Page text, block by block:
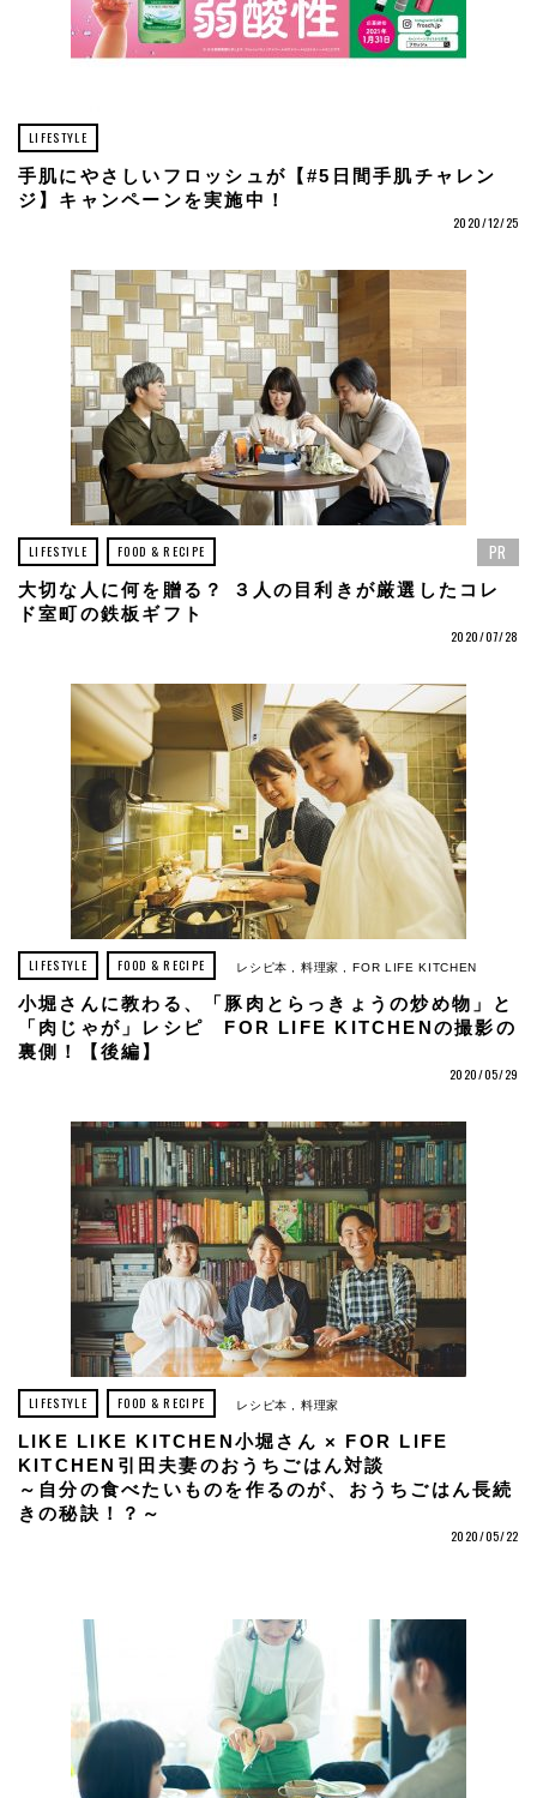
LIFESTYLE
手肌にやさしいフロッシュが【#5日間手肌チャレン
ジ】キャンペーンを実施中！
2020/12/25
LIFESTYLE FOOD & RECIPE PR
大切な人に何を贈る？ ３人の目利きが厳選したコレ
ド室町の鉄板ギフト
2020/07/28
LIFESTYLE FOOD & RECIPE レシピ本 料理家 FOR LIFE KITCHEN
小堀さんに教わる、「豚肉とらっきょうの炒め物」と
「肉じゃが」レシピ FOR LIFE KITCHENの撮影の
裏側！【後編】
2020/05/29
LIFESTYLE FOOD & RECIPE レシピ本 料理家
LIKE LIKE KITCHEN小堀さん × FOR LIFE
KITCHEN引田夫妻のおうちごはん対談
～自分の食べたいものを作るのが、おうちごはん長続
きの秘訣！？～
2020/05/22